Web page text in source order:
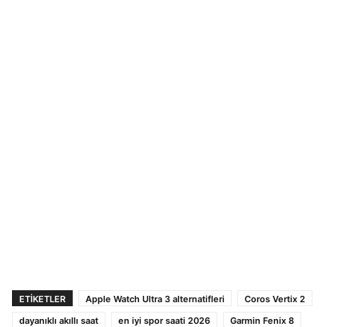
ETIKETLER Apple Watch Ultra 3 alternatifleri
Coros Vertix 2
dayanıklı akıllı saat
en iyi spor saati 2026
Garmin Fenix 8